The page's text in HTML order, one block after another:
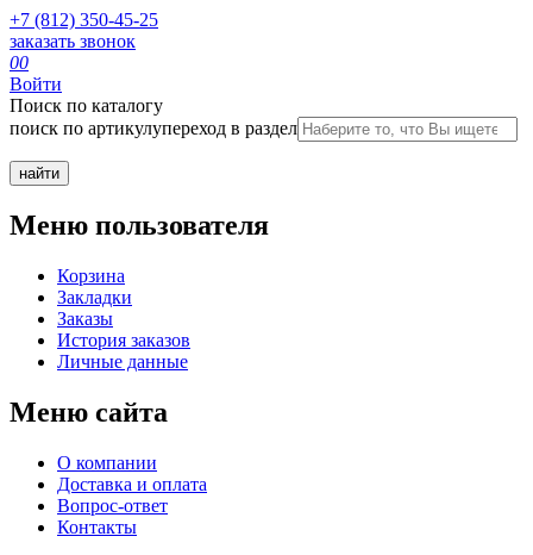
+7 (812) 350-45-25
заказать звонок
00
Войти
Поиск по каталогу
поиск по артикулупереход в раздел
Меню пользователя
Корзина
Закладки
Заказы
История заказов
Личные данные
Меню сайта
О компании
Доставка и оплата
Вопрос-ответ
Контакты